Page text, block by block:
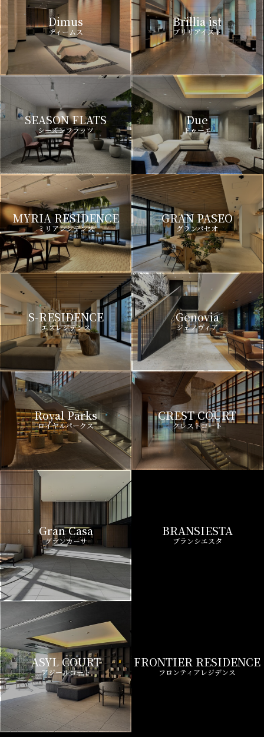
Dimus
ディームス
Brillia ist
ブリリアイスト
SEASON FLATS
シーズンフラッツ
Due
ドゥーエ
MYRIA RESIDENCE
ミリアレジデンス
GRAN PASEO
グランパセオ
S-RESIDENCE
エスレジデンス
Genovia
ジェノヴィア
Royal Parks
ロイヤルパークス
CREST COURT
クレストコート
Gran Casa
グランカーサ
ASYL COURT
アジールコート
Wellith URBAN
ウエリスアーバン